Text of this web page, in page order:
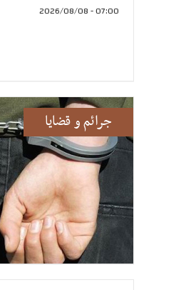
07:00 - 2026/08/08
جرائم و قضايا